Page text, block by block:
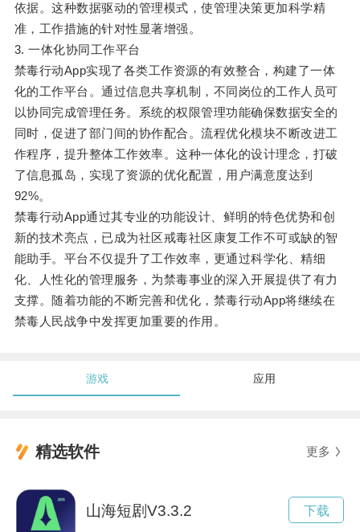
依据。这种数据驱动的管理模式，使管理决策更加科学精
准，工作措施的针对性显著增强。
3. 一体化协同工作平台
禁毒行动App实现了各类工作资源的有效整合，构建了一体
化的工作平台。通过信息共享机制，不同岗位的工作人员可
以协同完成管理任务。系统的权限管理功能确保数据安全的
同时，促进了部门间的协作配合。流程优化模块不断改进工
作程序，提升整体工作效率。这种一体化的设计理念，打破
了信息孤岛，实现了资源的优化配置，用户满意度达到
92%。
禁毒行动App通过其专业的功能设计、鲜明的特色优势和创
新的技术亮点，已成为社区戒毒社区康复工作不可或缺的智
能助手。平台不仅提升了工作效率，更通过科学化、精细
化、人性化的管理服务，为禁毒事业的深入开展提供了有力
支撑。随着功能的不断完善和优化，禁毒行动App将继续在
禁毒人民战争中发挥更加重要的作用。
游戏 应用
精选软件 更多
山海短剧V3.3.2 下载